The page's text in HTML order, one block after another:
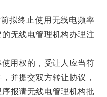
拟终止使用无线电频率
无线电管理机构办理注
用权的，受让人应当符
并提交双方转让协议，
报请无线电管理机构批